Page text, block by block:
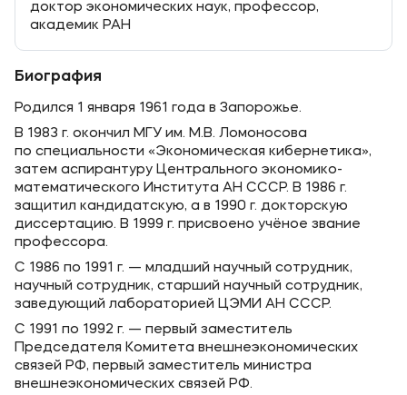
доктор экономических наук, профессор,
академик РАН
Биография
Родился 1 января 1961 года в Запорожье.
В 1983 г. окончил МГУ им. М.В. Ломоносова
по специальности «Экономическая кибернетика»,
затем аспирантуру Центрального экономико-
математического Института АН СССР. В 1986 г.
защитил кандидатскую, а в 1990 г. докторскую
диссертацию. В 1999 г. присвоено учёное звание
профессора.
С 1986 по 1991 г. — младший научный сотрудник,
научный сотрудник, старший научный сотрудник,
заведующий лабораторией ЦЭМИ АН СССР.
С 1991 по 1992 г. — первый заместитель
Председателя Комитета внешнеэкономических
связей РФ, первый заместитель министра
внешнеэкономических связей РФ.